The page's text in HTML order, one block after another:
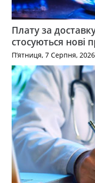
Плату за
стосуються нові
П’ятниця, 7 Серпня, 2026